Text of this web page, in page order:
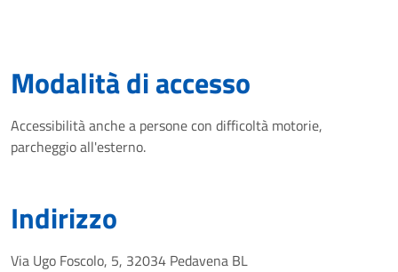
Modalità di accesso
Accessibilità anche a persone con difficoltà motorie,
parcheggio all'esterno.
Indirizzo
Via Ugo Foscolo, 5, 32034 Pedavena BL